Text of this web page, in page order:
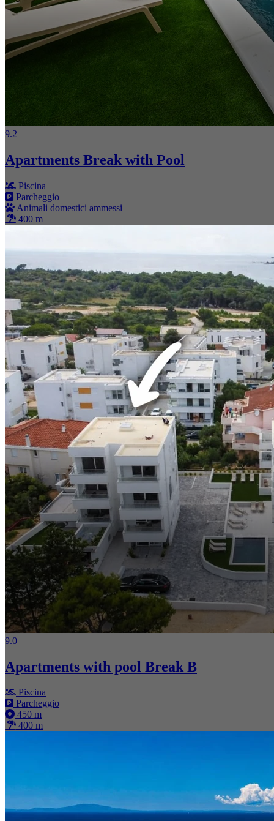
9.2
Apartments Break with Pool
Piscina
Parcheggio
Animali domestici ammessi
400 m
9.0
Apartments with pool Break B
Piscina
Parcheggio
450 m
400 m